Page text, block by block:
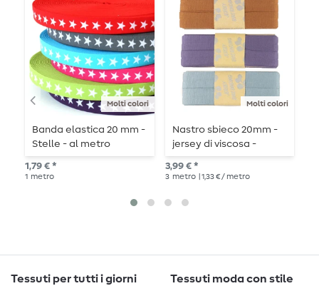
Molti colori
Banda elastica 20 mm -
Stelle - al metro
1,79 € *
1 metro
Molti colori
Nastro sbieco 20mm -
jersey di viscosa -
lunghezza 3m
3,99 € *
3 metro | 1,33 € / metro
Tessuti per tutti i giorni Tessuti moda con stile